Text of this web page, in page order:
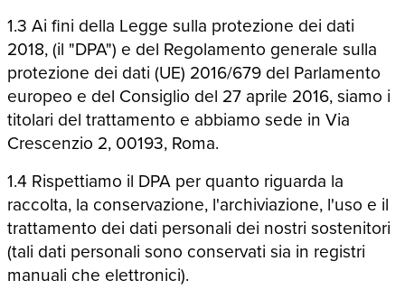
1.3 Ai fini della Legge sulla protezione dei dati
2018, (il "DPA") e del Regolamento generale sulla
protezione dei dati (UE) 2016/679 del Parlamento
europeo e del Consiglio del 27 aprile 2016, siamo i
titolari del trattamento e abbiamo sede in Via
Crescenzio 2, 00193, Roma.
1.4 Rispettiamo il DPA per quanto riguarda la
raccolta, la conservazione, l'archiviazione, l'uso e il
trattamento dei dati personali dei nostri sostenitori
(tali dati personali sono conservati sia in registri
manuali che elettronici).